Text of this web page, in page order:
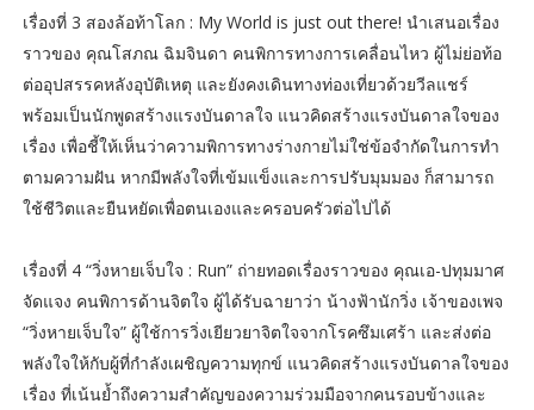
เรื่องที่ 3 สองล้อท้าโลก : My World is just out there! นำเสนอเรื่อง
ราวของ คุณโสภณ ฉิมจินดา คนพิการทางการเคลื่อนไหว ผู้ไม่ย่อท้อ
ต่ออุปสรรคหลังอุบัติเหตุ และยังคงเดินทางท่องเที่ยวด้วยวีลแชร์
พร้อมเป็นนักพูดสร้างแรงบันดาลใจ แนวคิดสร้างแรงบันดาลใจของ
เรื่อง เพื่อชี้ให้เห็นว่าความพิการทางร่างกายไม่ใช่ข้อจำกัดในการทำ
ตามความฝัน หากมีพลังใจที่เข้มแข็งและการปรับมุมมอง ก็สามารถ
ใช้ชีวิตและยืนหยัดเพื่อตนเองและครอบครัวต่อไปได้
เรื่องที่ 4 “วิ่งหายเจ็บใจ : Run” ถ่ายทอดเรื่องราวของ คุณเอ-ปทุมมาศ
จัดแจง คนพิการด้านจิตใจ ผู้ได้รับฉายาว่า น้างฟ้านักวิ่ง เจ้าของเพจ
“วิ่งหายเจ็บใจ” ผู้ใช้การวิ่งเยียวยาจิตใจจากโรคซึมเศร้า และส่งต่อ
พลังใจให้กับผู้ที่กำลังเผชิญความทุกข์ แนวคิดสร้างแรงบันดาลใจของ
เรื่อง ที่เน้นย้ำถึงความสำคัญของความร่วมมือจากคนรอบข้างและ